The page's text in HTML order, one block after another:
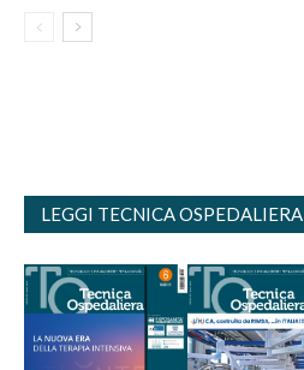
LEGGI TECNICA OSPEDALIERA